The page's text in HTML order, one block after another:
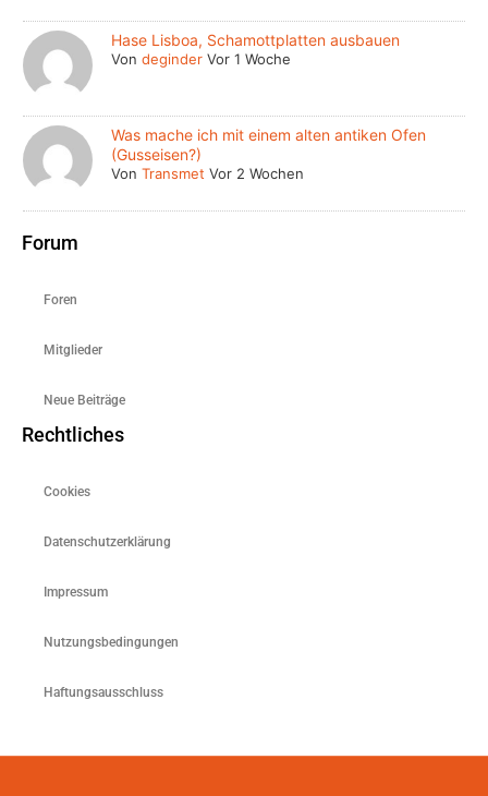
Hase Lisboa, Schamottplatten ausbauen
Vondeginder Vor 1 Woche
Was mache ich mit einem alten antiken Ofen
(Gusseisen?)
VonTransmet Vor 2 Wochen
Forum
Foren
Mitglieder
Neue Beiträge
Rechtliches
Cookies
Datenschutzerklärung
Impressum
Nutzungsbedingungen
Haftungsausschluss